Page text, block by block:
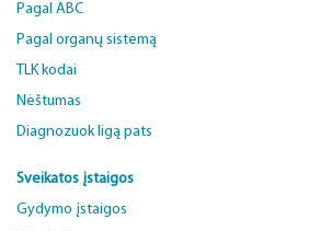
Pagal ABC
Pagal organų sistemą
TLK kodai
Nėštumas
Diagnozuok ligą pats
Sveikatos įstaigos
Gydymo įstaigos